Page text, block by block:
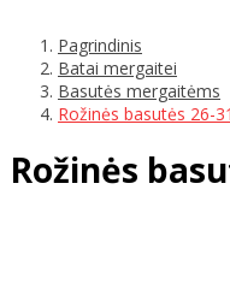
Pagrindinis
Batai mergaitei
Basutės mergaitėms
Rožinės basutės 26-
Rožinės